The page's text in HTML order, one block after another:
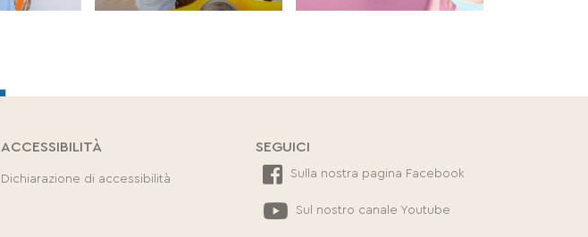
ACCESSIBILITÀ
Dichiarazione di accessibilità
SEGUICI
Sulla nostra pagina Facebook
Sul nostro canale Youtube